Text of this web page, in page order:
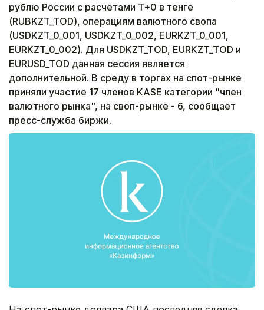
рублю России с расчетами T+0 в тенге
(RUBKZT_TOD), операциям валютного свопа
(USDKZT_0_001, USDKZT_0_002, EURKZT_0_001,
EURKZT_0_002). Для USDKZT_TOD, EURKZT_TOD и
EURUSD_TOD данная сессия является
дополнительной. В среду в торгах на спот-рынке
приняли участие 17 членов KASE категории "член
валютного рынка", на своп-рынке - 6, сообщает
пресс-служба биржи.